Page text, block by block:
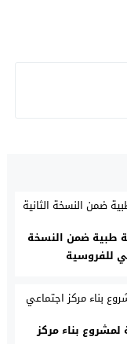
طبية ضمن النسخة
للفروسية
عامل إقليم سيدي بنور يعطي الإنطلاقة لمشروع بناء مركز